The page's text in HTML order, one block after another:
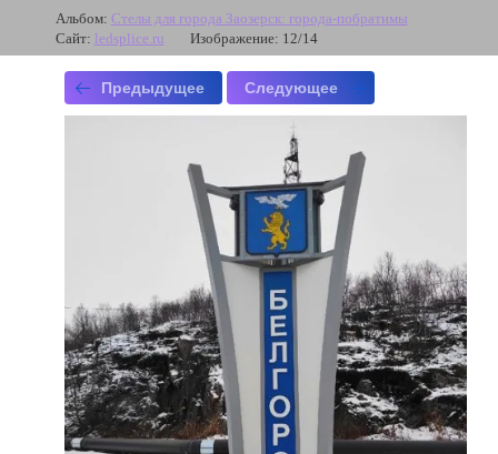
Альбом: Стелы для города Заозерск: города-побратимы
Сайт: ledsplice.ru Изображение: 12/14
Предыдущее Следующее